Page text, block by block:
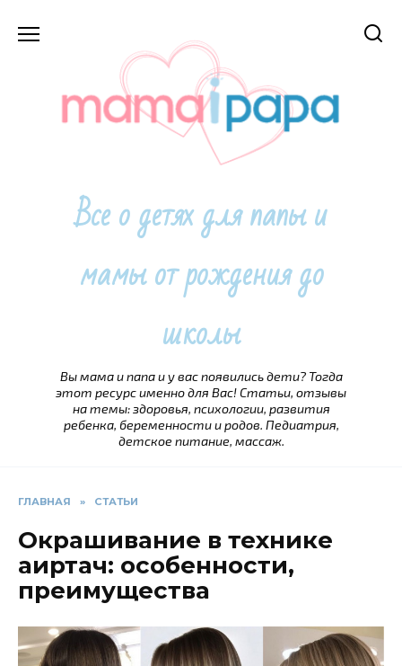
Все о детях для папы и
мамы от рождения до
школы
Вы мама и папа и у вас появились дети? Тогда
этот ресурс именно для Вас! Статьи, отзывы
на темы: здоровья, психологии, развития
ребенка, беременности и родов. Педиатрия,
детское питание, массаж.
ГЛАВНАЯ » СТАТЬИ
Окрашивание в технике
аиртач: особенности,
преимущества